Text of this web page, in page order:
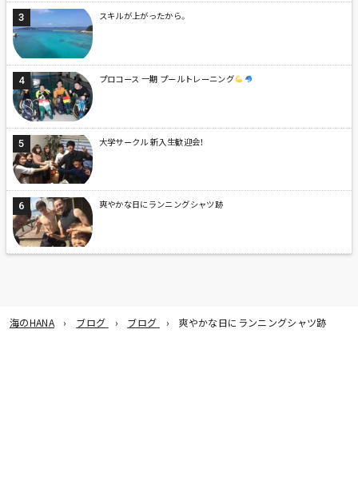
スキルが上がったから。
プロコース 一期 プールトレーニング
大学サークル 新入生歓迎会！
爽やかな日にランニングシャツ跡
海のHANA ブログ ブログ 爽やかな日にランニングシャツ跡